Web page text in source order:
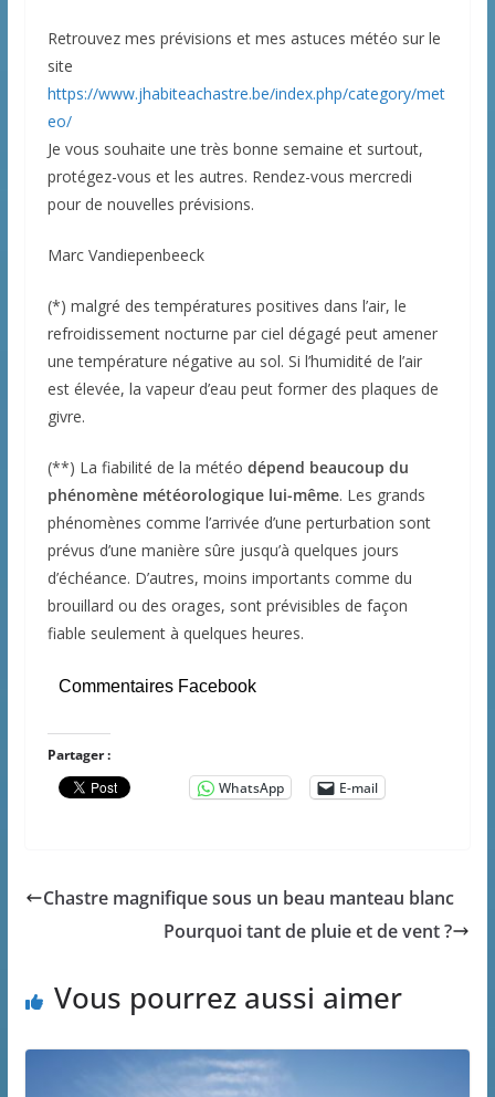
Retrouvez mes prévisions et mes astuces météo sur le
site
https://www.jhabiteachastre.be/index.php/category/met
eo/
Je vous souhaite une très bonne semaine et surtout,
protégez-vous et les autres. Rendez-vous mercredi
pour de nouvelles prévisions.
Marc Vandiepenbeeck
(*) malgré des températures positives dans l’air, le
refroidissement nocturne par ciel dégagé peut amener
une température négative au sol. Si l’humidité de l’air
est élevée, la vapeur d’eau peut former des plaques de
givre.
(**) La fiabilité de la météo dépend beaucoup du
phénomène météorologique lui-même. Les grands
phénomènes comme l’arrivée d’une perturbation sont
prévus d’une manière sûre jusqu’à quelques jours
d’échéance. D’autres, moins importants comme du
brouillard ou des orages, sont prévisibles de façon
fiable seulement à quelques heures.
Commentaires Facebook
Partager :
WhatsApp
E-mail
Chastre magnifique sous un beau manteau blanc
Pourquoi tant de pluie et de vent ?
Vous pourrez aussi aimer